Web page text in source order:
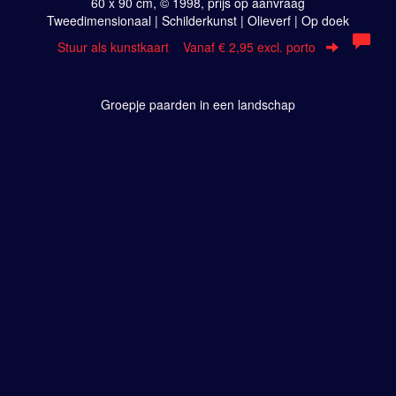
Tweedimensionaal | Schilderkunst | Olieverf | Op doek
Stuur als kunstkaart Vanaf € 2,95 excl. porto
Groepje paarden in een landschap